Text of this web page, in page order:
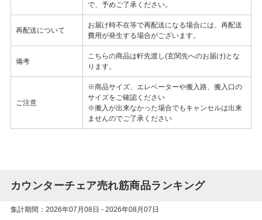
で、予めご了承ください。
再配送について
お届け時不在等で再配送になる場合には、再配送
費用が発生する場合がございます。
備考
こちらの商品は軒先渡し(玄関先へのお届け)とな
ります。
ご注意
※商品サイズ、エレベーターや搬入路、搬入口の
サイズをご確認ください
※搬入が出来なかった場合でもキャンセルは出来
ませんのでご了承ください
カウンターチェア売れ筋商品ランキング
集計期間：2026年07月08日 - 2026年08月07日